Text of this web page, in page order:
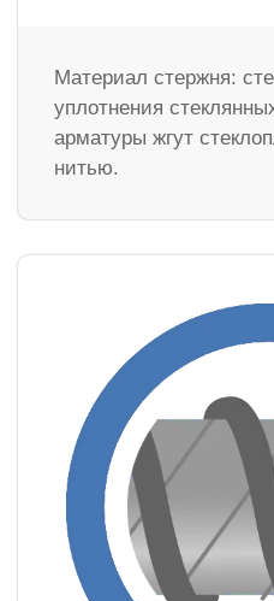
Материал стержня:
уплотнения
арматуры жгут
нитью.